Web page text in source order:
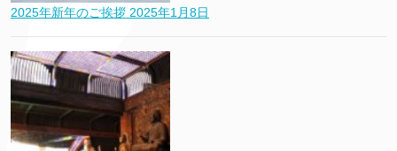
2025年新年のご挨拶 2025年1月8日